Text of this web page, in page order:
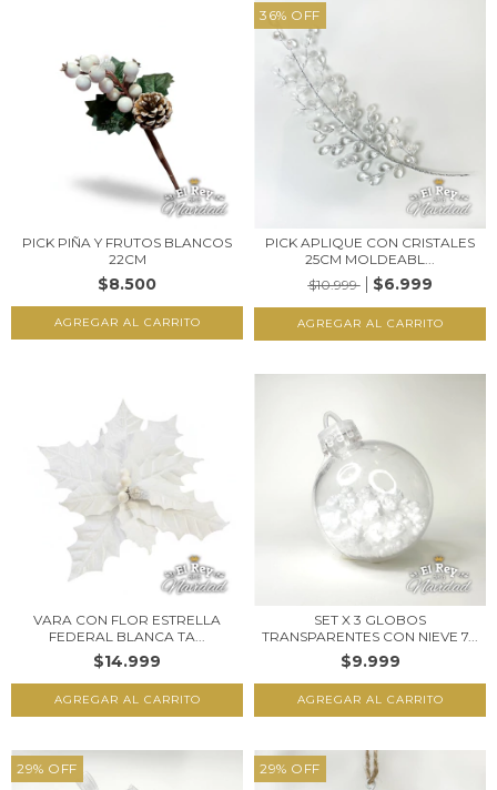
PICK PIÑA Y FRUTOS BLANCOS
22CM
$8.500
36% OFF
PICK APLIQUE CON CRISTALES
25CM MOLDEABL...
$10.999
$6.999
VARA CON FLOR ESTRELLA
FEDERAL BLANCA TA...
$14.999
SET X 3 GLOBOS
TRANSPARENTES CON NIEVE 7...
$9.999
29% OFF 29% OFF